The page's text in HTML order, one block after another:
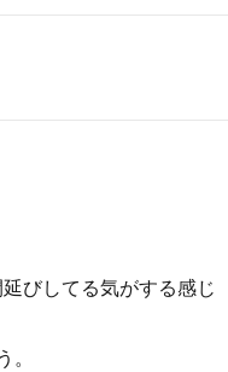
びしてる気がする感じ